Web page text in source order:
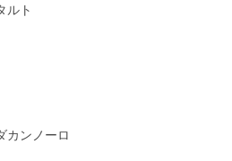
ルト
カンノーロ